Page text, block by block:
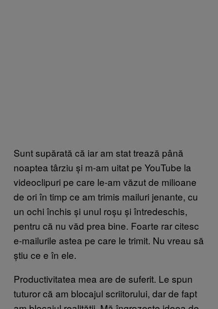
Sunt supărată că iar am stat trează până
noaptea târziu și m-am uitat pe YouTube la
videoclipuri pe care le-am văzut de milioane
de ori în timp ce am trimis mailuri jenante, cu
un ochi închis și unul roșu și întredeschis,
pentru că nu văd prea bine. Foarte rar citesc
e-mailurile astea pe care le trimit. Nu vreau să
știu ce e în ele.
Productivitatea mea are de suferit. Le spun
tuturor că am blocajul scriitorului, dar de fapt